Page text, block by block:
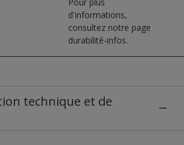
d'informations,
consultez notre page
durabilité-infos.
technique et de